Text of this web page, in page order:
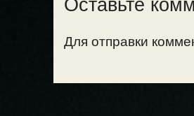
Оставьте
Для отправки